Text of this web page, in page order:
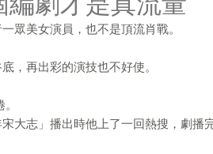
眾美女演員，也不是頂流肖戰。
，再出彩的演技也不好使。
大志」播出時他上了一回熱搜，劇播